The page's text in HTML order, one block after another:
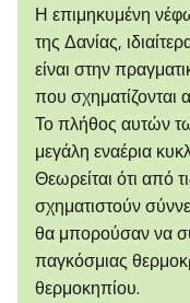
Η επιμηκυμένη
της Δανίας,
είναι στην
που
Το πλήθος αυτών
μεγάλη εναέρια
Θεωρείται ότι από
σχηματιστούν
θα μπορούσαν να
παγκόσμιας
θερμοκηπίου.